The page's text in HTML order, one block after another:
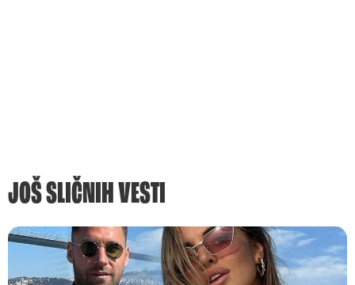
JOŠ SLIČNIH VESTI